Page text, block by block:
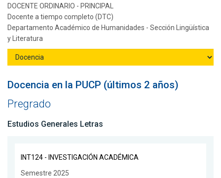
DOCENTE ORDINARIO - PRINCIPAL
Docente a tiempo completo (DTC)
Departamento Académico de Humanidades - Sección Lingüística
y Literatura
Docencia en la PUCP (últimos 2 años)
Pregrado
Estudios Generales Letras
INT124 - INVESTIGACIÓN ACADÉMICA
Semestre 2025